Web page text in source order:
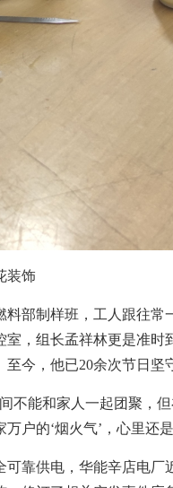
装饰
制样班，工人跟往常
，组长孟祥林更是准时
今，他已20余次节日坚
能和家人一起团聚，但
户的‘烟火气’，心里还
供电，华能辛店电厂